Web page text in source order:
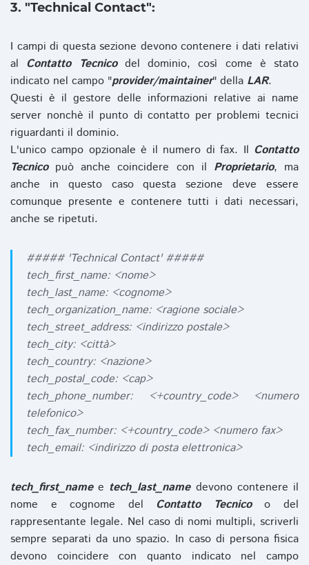
3. "Technical Contact":
I campi di questa sezione devono contenere i dati relativi
al Contatto Tecnicodel dominio, così come è stato
indicato nel campo "provider/maintainer" della LAR.
Questi è il gestore delle informazioni relative ai name
server nonchè il punto di contatto per problemi tecnici
riguardanti il dominio.
L'unico campo opzionale è il numero di fax. Il Contatto
Tecnicopuò anche coincidere con il Proprietario, ma
anche in questo caso questa sezione deve essere
comunque presente e contenere tutti i dati necessari,
anche se ripetuti.
##### 'Technical Contact' #####
tech_first_name: <nome>
tech_last_name: <cognome>
tech_organization_name: <ragione sociale>
tech_street_address: <indirizzo postale>
tech_city: <città>
tech_country: <nazione>
tech_postal_code: <cap>
tech_phone_number: <+country_code> <numero
telefonico>
tech_fax_number: <+country_code> <numero fax>
tech_email: <indirizzo di posta elettronica>
tech_first_namee tech_last_namedevono contenere il
nome e cognome del Contatto Tecnicoo del
rappresentante legale. Nel caso di nomi multipli, scriverli
sempre separati da uno spazio. In caso di persona fisica
devono coincidere con quanto indicato nel campo